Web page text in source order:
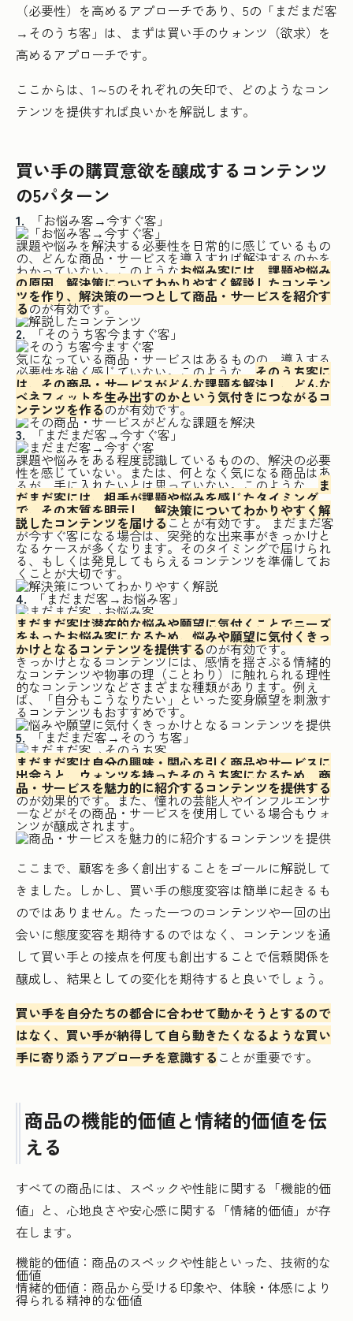
（必要性）を高めるアプローチであり、5の「まだまだ客
→そのうち客」は、まずは買い手のウォンツ（欲求）を
高めるアプローチです。
ここからは、1～5のそれぞれの矢印で、どのようなコン
テンツを提供すれば良いかを解説します。
買い手の購買意欲を醸成するコンテンツ
の5パターン
「お悩み客→今すぐ客」
課題や悩みを解決する必要性を日常的に感じているもの
の、どんな商品・サービスを導入すれば解決するのかを
わかっていない。このようなお悩み客には、課題や悩み
の原因、解決策についてわかりやすく解説したコンテン
ツを作り、解決策の一つとして商品・サービスを紹介す
るのが有効です。
「そのうち客今ますぐ客」
気になっている商品・サービスはあるものの、導入する
必要性を強く感じていない。このような、そのうち客に
は、その商品・サービスがどんな課題を解決し、どんな
ベネフィットを生み出すのかという気付きにつながるコ
ンテンツを作るのが有効です。
「まだまだ客→今すぐ客」
課題や悩みをある程度認識しているものの、解決の必要
性を感じていない。または、何となく気になる商品はあ
るが、手に入れたいとは思っていない。このような、ま
だまだ客には、相手が課題や悩みを感じたタイミング
で、その本質を明示し、解決策についてわかりやすく解
説したコンテンツを届けることが有効です。 まだまだ客
が今すぐ客になる場合は、突発的な出来事がきっかけと
なるケースが多くなります。そのタイミングで届けられ
る、もしくは発見してもらえるコンテンツを準備してお
くことが大切です。
「まだまだ客→お悩み客」
まだまだ客は潜在的な悩みや願望に気付くことでニーズ
をもったお悩み客になるため、悩みや願望に気付くきっ
かけとなるコンテンツを提供するのが有効です。
きっかけとなるコンテンツには、感情を揺さぶる情緒的
なコンテンツや物事の理（ことわり）に触れられる理性
的なコンテンツなどさまざまな種類があります。例え
ば、「自分もこうなりたい」といった変身願望を刺激す
るコンテンツもおすすめです。
「まだまだ客→そのうち客」
まだまだ客は自分の興味・関心を引く商品やサービスに
出会うと、ウォンツを持ったそのうち客になるため、商
品・サービスを魅力的に紹介するコンテンツを提供する
のが効果的です。また、憧れの芸能人やインフルエンサ
ーなどがその商品・サービスを使用している場合もウォ
ンツが醸成されます。
ここまで、顧客を多く創出することをゴールに解説して
きました。しかし、買い手の態度変容は簡単に起きるも
のではありません。たった一つのコンテンツや一回の出
会いに態度変容を期待するのではなく、コンテンツを通
して買い手との接点を何度も創出することで信頼関係を
醸成し、結果としての変化を期待すると良いでしょう。
買い手を自分たちの都合に合わせて動かそうとするので
はなく、買い手が納得して自ら動きたくなるような買い
手に寄り添うアプローチを意識する ことが重要です。
商品の機能的価値と情緒的価値を伝
える
すべての商品には、スペックや性能に関する「機能的価
値」と、心地良さや安心感に関する「情緒的価値」が存
在します。
機能的価値：商品のスペックや性能といった、技術的な
価値
情緒的価値：商品から受ける印象や、体験・体感により
得られる精神的な価値